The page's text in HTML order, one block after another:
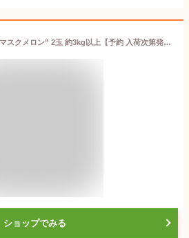
熊本県 ”くまモン箱 マスクメロン” 2玉 約3kg以上【予約 入荷次第発送】 送料無料
ショップでみる